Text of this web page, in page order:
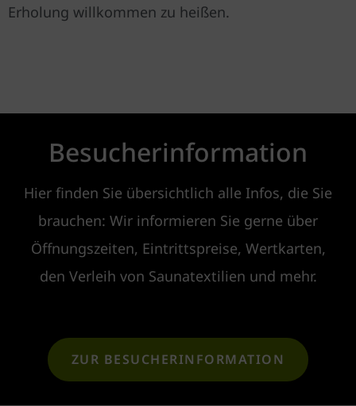
Erholung willkommen zu heißen.
Besucherinformation
Hier finden Sie übersichtlich alle Infos, die Sie
brauchen: Wir informieren Sie gerne über
Öffnungszeiten, Eintrittspreise, Wertkarten,
den Verleih von Saunatextilien und mehr.
ZUR BESUCHERINFORMATION